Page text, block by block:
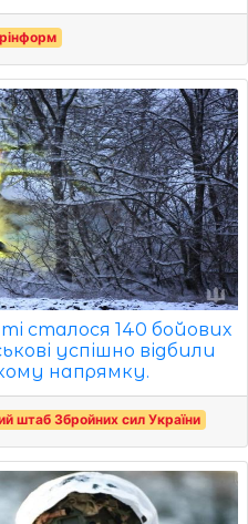
сталося 140 бойових
успішно відбили
напрямку.
штаб Збройних сил України